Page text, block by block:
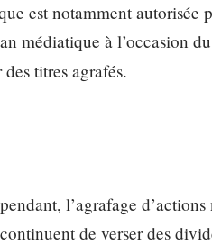
est notamment autorisée
médiatique à l’occasion du
titres agrafés.
l’agrafage d’actions
de verser des